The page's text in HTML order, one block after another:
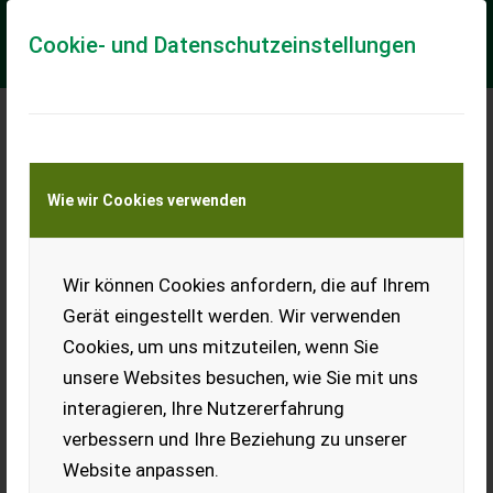
Cookie- und Datenschutzeinstellungen
Wie wir Cookies verwenden
Wir können Cookies anfordern, die auf Ihrem
Gerät eingestellt werden. Wir verwenden
Cookies, um uns mitzuteilen, wenn Sie
unsere Websites besuchen, wie Sie mit uns
interagieren, Ihre Nutzererfahrung
verbessern und Ihre Beziehung zu unserer
Website anpassen.
Meine Transportkostenanfrage
Transport von Land- und Baumaschinen –
KEINE Tiertransporte
Betonsteher /
Weingartensteher
Ich verkaufe hier einige
Betonsteher mit Spitze,
aktuell sind noch 44 Stk.
verfügbar, Maße:
7x6x250cm, Preis pro Stk.
EUR 0